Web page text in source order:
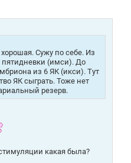
Сужу по себе. Из
пятидневки (имси). До
из 6 ЯК (икси). Тут
ЯК сыграть. Тоже нет
резерв.
какая была?